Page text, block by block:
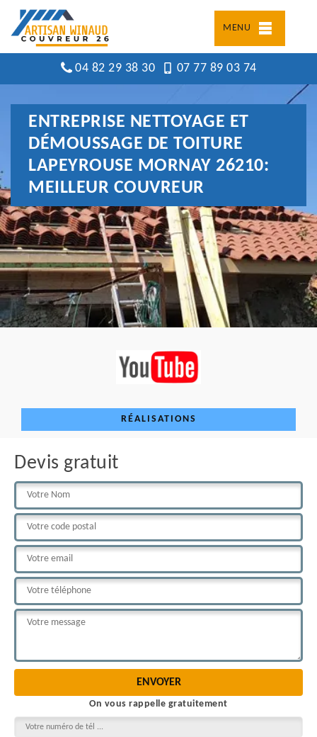
MENU
04 82 29 38 30 07 77 89 03 74
ENTREPRISE NETTOYAGE ET
DÉMOUSSAGE DE TOITURE
LAPEYROUSE MORNAY 26210:
MEILLEUR COUVREUR
RÉALISATIONS
Devis gratuit
On vous rappelle gratuitement